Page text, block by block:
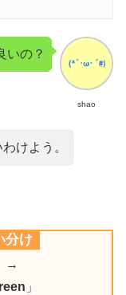
shao
いの？
けよう。
分け
→
」